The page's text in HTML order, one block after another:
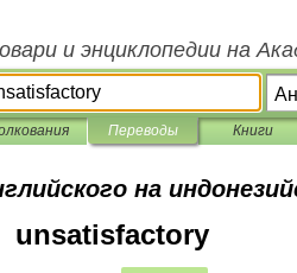
и энциклопедии на
Переводы Книги
на
unsatisfactory